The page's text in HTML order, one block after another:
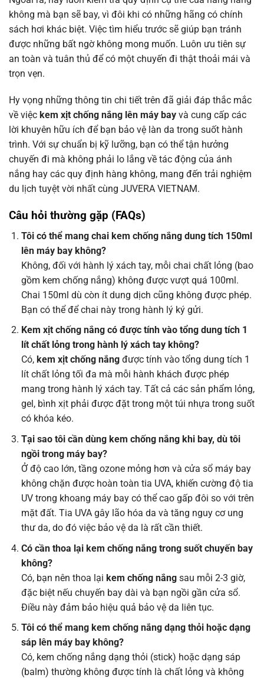
không mà bạn sẽ bay, vì đôi khi có những hãng có chính
sách hơi khác biệt. Việc tìm hiểu trước sẽ giúp bạn tránh
được những bất ngờ không mong muốn. Luôn ưu tiên sự
an toàn và tuân thủ để có một chuyến đi thật thoải mái và
trọn vẹn.
Hy vọng những thông tin chi tiết trên đã giải đáp thắc mắc
về việc kem xịt chống nắng lên máy bay và cung cấp các
lời khuyên hữu ích để bạn bảo vệ làn da trong suốt hành
trình. Với sự chuẩn bị kỹ lưỡng, bạn có thể tận hưởng
chuyến đi mà không phải lo lắng về tác động của ánh
nắng hay các quy định hàng không, mang đến trải nghiệm
du lịch tuyệt vời nhất cùng JUVERA VIETNAM.
Câu hỏi thường gặp (FAQs)
Tôi có thể mang chai kem chống nắng dung tích 150ml
lên máy bay không?
Không, đối với hành lý xách tay, mỗi chai chất lỏng (bao
gồm kem chống nắng) không được vượt quá 100ml.
Chai 150ml dù còn ít dung dịch cũng không được phép.
Bạn có thể để chai này trong hành lý ký gửi.
Kem xịt chống nắng có được tính vào tổng dung tích 1
lít chất lỏng trong hành lý xách tay không?
Có, kem xịt chống nắngđược tính vào tổng dung tích 1
lít chất lỏng tối đa mà mỗi hành khách được phép
mang trong hành lý xách tay. Tất cả các sản phẩm lỏng,
gel, bình xịt phải được đặt trong một túi nhựa trong suốt
có khóa kéo.
Tại sao tôi cần dùng kem chống nắng khi bay, dù tôi
ngồi trong máy bay?
Ở độ cao lớn, tầng ozone mỏng hơn và cửa sổ máy bay
không chặn được hoàn toàn tia UVA, khiến cường độ tia
UV trong khoang máy bay có thể cao gấp đôi so với trên
mặt đất. Tia UVA gây lão hóa da và tăng nguy cơ ung
thư da, do đó việc bảo vệ da là rất cần thiết.
Có cần thoa lại kem chống nắng trong suốt chuyến bay
không?
Có, bạn nên thoa lại kem chống nắngsau mỗi 2-3 giờ,
đặc biệt nếu chuyến bay dài và bạn ngồi gần cửa sổ.
Điều này đảm bảo hiệu quả bảo vệ da liên tục.
Tôi có thể mang kem chống nắng dạng thỏi hoặc dạng
sáp lên máy bay không?
Có, kem chống nắng dạng thỏi (stick) hoặc dạng sáp
(balm) thường không được tính là chất lỏng và không